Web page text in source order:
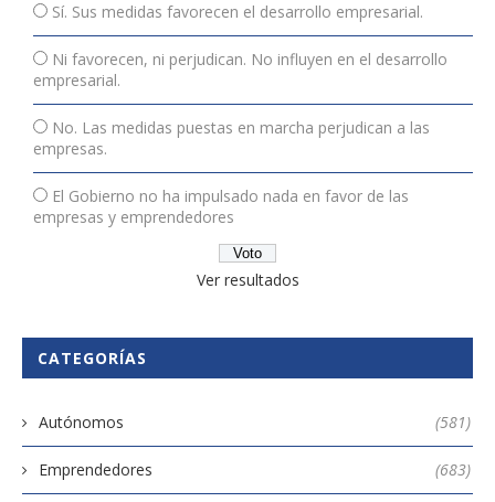
Sí. Sus medidas favorecen el desarrollo empresarial.
Ni favorecen, ni perjudican. No influyen en el desarrollo
empresarial.
No. Las medidas puestas en marcha perjudican a las
empresas.
El Gobierno no ha impulsado nada en favor de las
empresas y emprendedores
Ver resultados
CATEGORÍAS
Autónomos (581)
Emprendedores (683)